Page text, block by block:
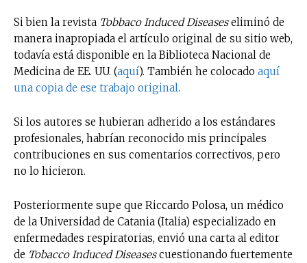
Si bien la revista Tobbaco Induced Diseaseseliminó de
manera inapropiada el artículo original de su sitio web,
todavía está disponible en la Biblioteca Nacional de
Medicina de EE. UU. (aquí). También he colocado aquí
una copia de ese trabajo original.
Si los autores se hubieran adherido a los estándares
profesionales, habrían reconocido mis principales
contribuciones en sus comentarios correctivos, pero
no lo hicieron.
Posteriormente supe que Riccardo Polosa, un médico
de la Universidad de Catania (Italia) especializado en
enfermedades respiratorias, envió una carta al editor
de Tobacco Induced Diseasescuestionando fuertemente